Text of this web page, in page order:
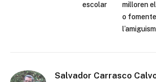
escolar
milloren
o
Salvador Carrasco